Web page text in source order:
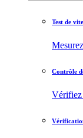
Test de
Contrôle
Vérifiez